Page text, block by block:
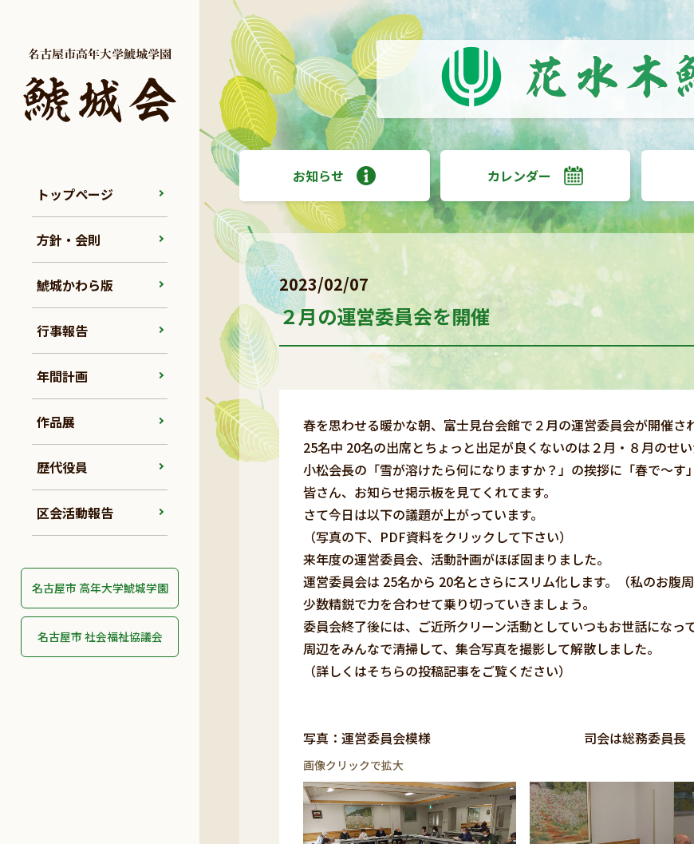
トップページ
方針・会則
鯱城かわら版
行事報告
年間計画
作品展
歴代役員
区会活動報告
名古屋市 高年大学鯱城学園
名古屋市 社会福祉協議会
お知らせ カレンダー
2023/02/07
２月の運営委員会を開催
春を思わせる暖かな朝、富士見台会館で２月の運営委員会が開催さ
25名中 20名の出席とちょっと出足が良くないのは２月・８月のせい
小松会長の「雪が溶けたら何になりますか？」の挨拶に「春で～す
皆さん、お知らせ掲示板を見てくれてます。
さて今日は以下の議題が上がっています。
（写真の下、PDF資料をクリックして下さい）
来年度の運営委員会、活動計画がほぼ固まりました。
運営委員会は 25名から 20名とさらにスリム化します。（私のお腹周
少数精鋭で力を合わせて乗り切っていきましょう。
委員会終了後には、ご近所クリーン活動としていつもお世話になっ
周辺をみんなで清掃して、集合写真を撮影して解散しました。
（詳しくはそちらの投稿記事をご覧ください）
写真：運営委員会模様 司会は総務
画像クリックで拡大